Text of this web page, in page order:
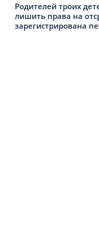
Родителей троих
лишить права на
зарегистрирована